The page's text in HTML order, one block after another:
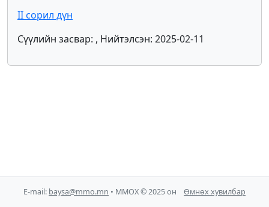
II сорил дүн
Сүүлийн засвар: , Нийтэлсэн: 2025-02-11
E-mail: baysa@mmo.mn • ММОХ © 2025 он Өмнөх хувилбар